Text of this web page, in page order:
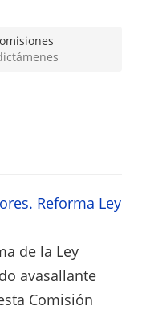
Reforma Ley
de la Ley
avasallante
Comisión